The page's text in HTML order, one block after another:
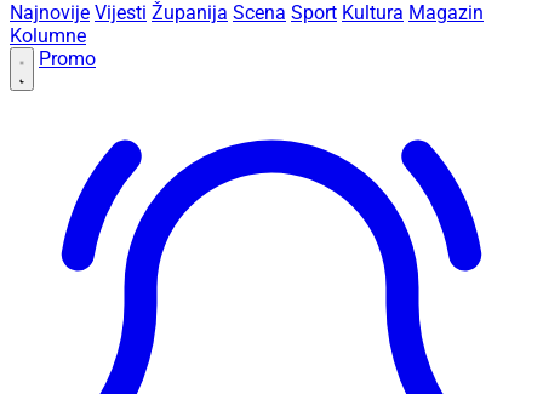
Najnovije Vijesti Županija Scena Sport Kultura Magazin
Kolumne
Promo